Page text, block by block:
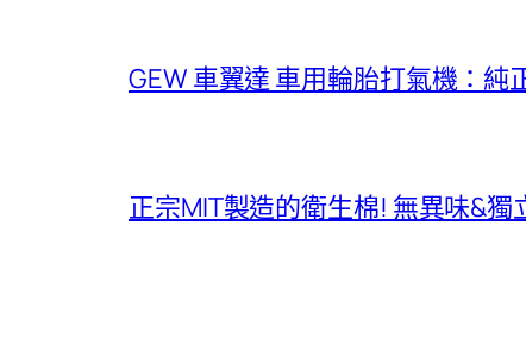
GEW 車翼達 車用輪胎打氣機：純
正宗MIT製造的衛生棉! 無異味&